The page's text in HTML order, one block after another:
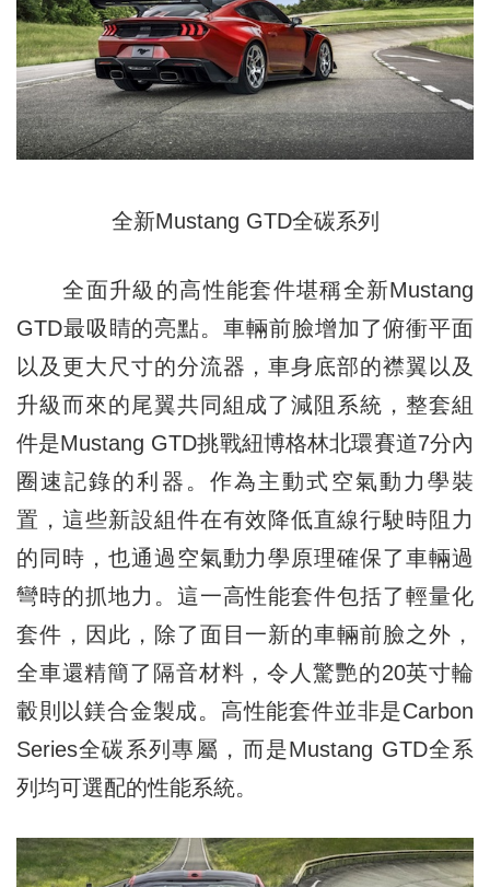
全新Mustang GTD全碳系列
全面升級的高性能套件堪稱全新Mustang
GTD最吸睛的亮點。車輛前臉增加了俯衝平面
以及更大尺寸的分流器，車身底部的襟翼以及
升級而來的尾翼共同組成了減阻系統，整套組
件是Mustang GTD挑戰紐博格林北環賽道7分內
圈速記錄的利器。作為主動式空氣動力學裝
置，這些新設組件在有效降低直線行駛時阻力
的同時，也通過空氣動力學原理確保了車輛過
彎時的抓地力。這一高性能套件包括了輕量化
套件，因此，除了面目一新的車輛前臉之外，
全車還精簡了隔音材料，令人驚艷的20英寸輪
轂則以鎂合金製成。高性能套件並非是Carbon
Series全碳系列專屬，而是Mustang GTD全系
列均可選配的性能系統。